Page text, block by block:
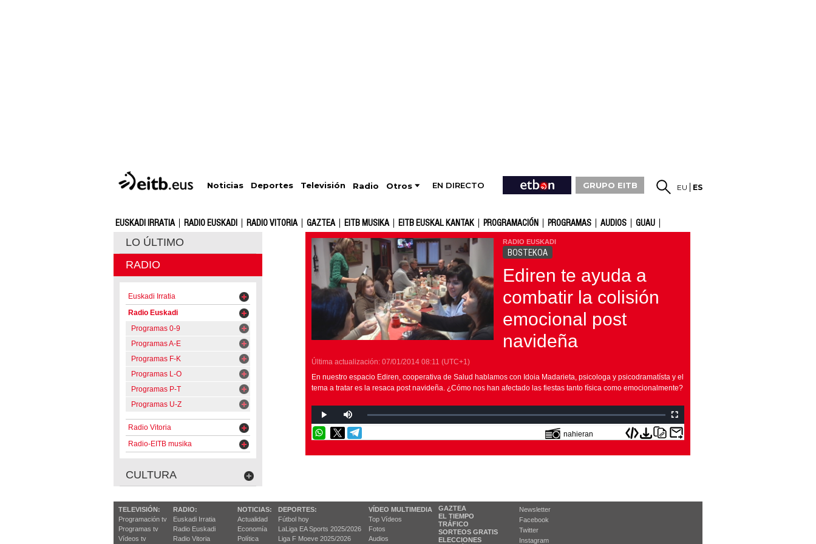
Noticias Deportes Televisión Radio Otros EN DIRECTO GRUPO EITB EU ES
EUSKADI IRRATIA RADIO EUSKADI RADIO VITORIA GAZTEA EITB MUSIKA EITB EUSKAL KANTAK PROGRAMACIÓN PROGRAMAS AUDIOS GUAU
LO ÚLTIMO
RADIO
Euskadi Irratia
Radio Euskadi
Programas 0-9
Programas A-E
Programas F-K
Programas L-O
Programas P-T
Programas U-Z
Radio Vitoria
Radio-EITB musika
CULTURA
RADIO EUSKADI
BOSTEKOA
Ediren te ayuda a
combatir la colisión
emocional post
navideña
Última actualización: 07/01/2014 08:11 (UTC+1)
En nuestro espacio Ediren, cooperativa de Salud hablamos con Idoia Madarieta, psicologa y psicodramatísta y el
tema a tratar es la resaca post navideña. ¿Cómo nos han afectado las fiestas tanto física como emocionalmente?
nahieran
TELEVISIÓN:
Programación tv
Programas tv
Vídeos tv
RADIO:
Euskadi Irratia
Radio Euskadi
Radio Vitoria
NOTICIAS:
Actualidad
Economía
Política
DEPORTES:
Fútbol hoy
LaLiga EA Sports 2025/2026
Liga F Moeve 2025/2026
VÍDEO MULTIMEDIA
Top Vídeos
Fotos
Audios
GAZTEA
EL TIEMPO
TRÁFICO
SORTEOS GRATIS
ELECCIONES
Newsletter
Facebook
Twitter
Instagram